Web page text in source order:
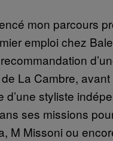
mon parcours
emploi chez
La Cambre,
d’une styliste
ses missions
M Missoni ou